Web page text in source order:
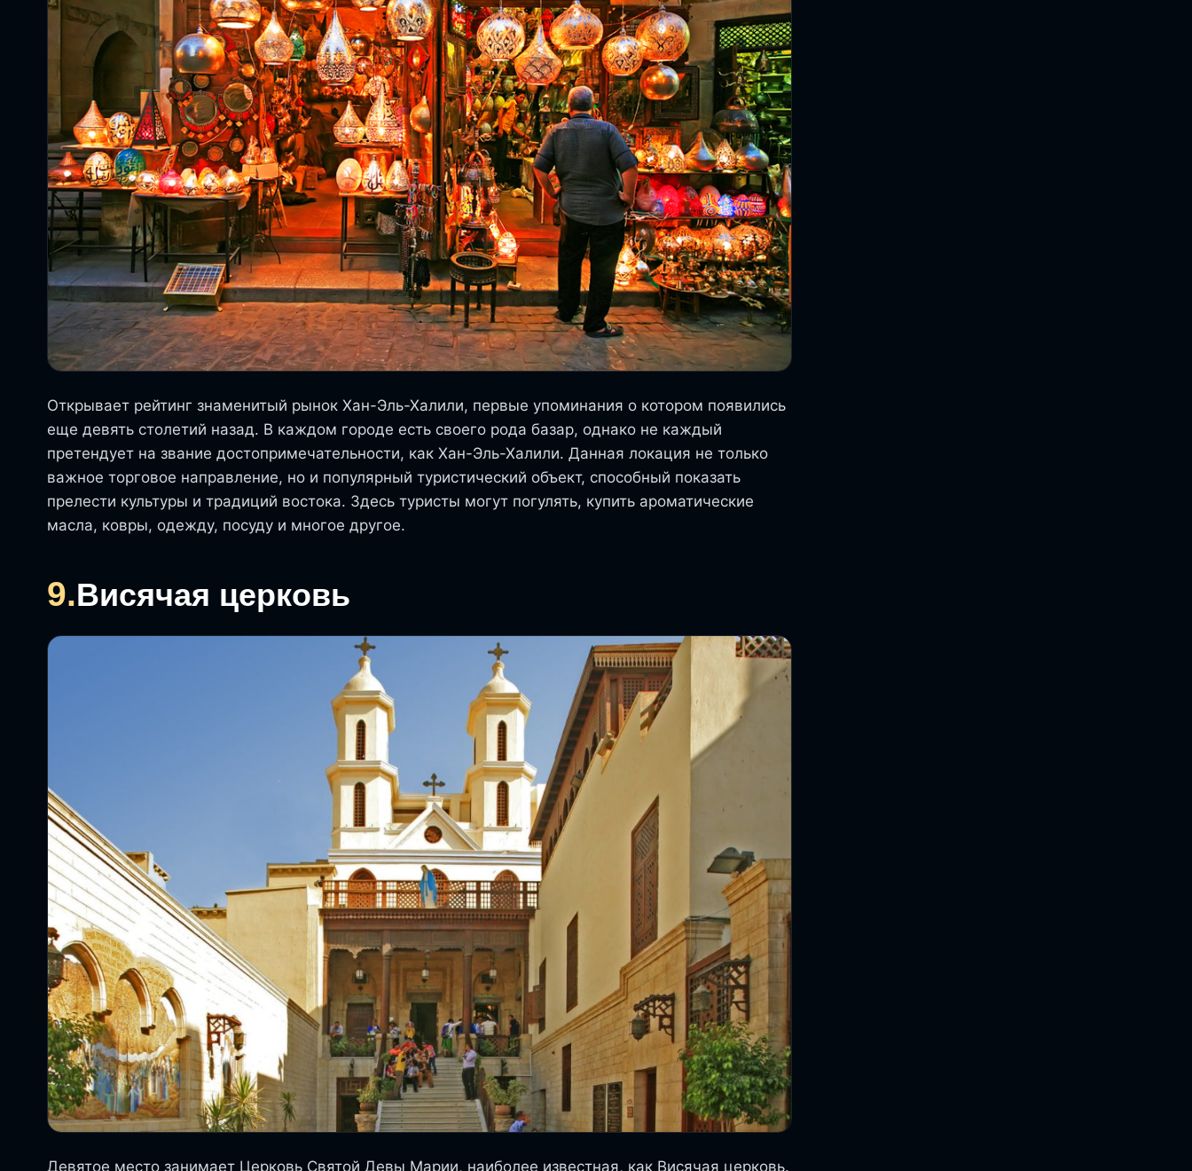
Открывает рейтинг знаменитый рынок Хан-Эль-Халили, первые упоминания о котором появились
еще девять столетий назад. В каждом городе есть своего рода базар, однако не каждый
претендует на звание достопримечательности, как Хан-Эль-Халили. Данная локация не только
важное торговое направление, но и популярный туристический объект, способный показать
прелести культуры и традиций востока. Здесь туристы могут погулять, купить ароматические
масла, ковры, одежду, посуду и многое другое.
9.Висячая церковь
Девятое место занимает Церковь Святой Девы Марии, наиболее известная, как Висячая церковь.